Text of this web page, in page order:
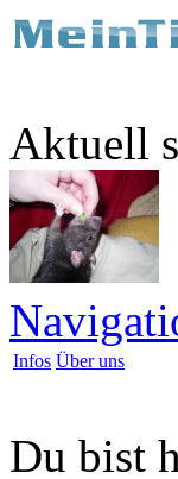
Aktuell
Infos Über uns
Du bist